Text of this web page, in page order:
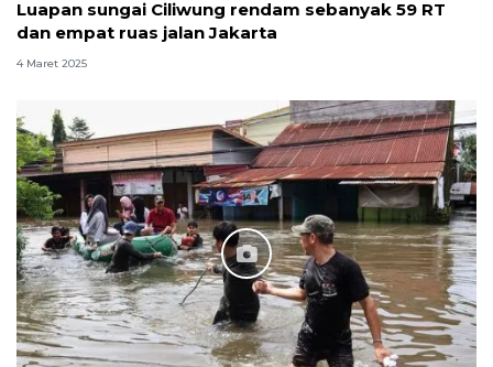
Luapan sungai Ciliwung rendam sebanyak 59 RT
dan empat ruas jalan Jakarta
4 Maret 2025